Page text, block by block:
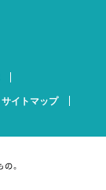
サイトマップ